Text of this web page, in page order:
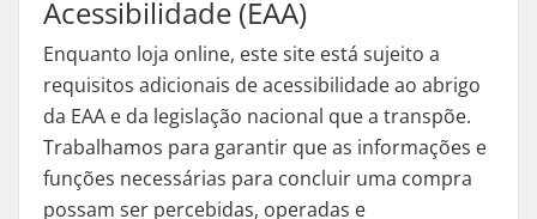
Acessibilidade (EAA)
Enquanto loja online, este site está sujeito a
requisitos adicionais de acessibilidade ao abrigo
da EAA e da legislação nacional que a transpõe.
Trabalhamos para garantir que as informações e
funções necessárias para concluir uma compra
possam ser percebidas, operadas e